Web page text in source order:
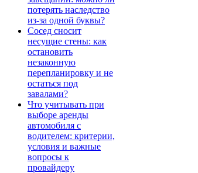
потерять наследство
из-за одной буквы?
Сосед сносит
несущие стены: как
остановить
незаконную
перепланировку и не
остаться под
завалами?
Что учитывать при
выборе аренды
автомобиля с
водителем: критерии,
условия и важные
вопросы к
провайдеру